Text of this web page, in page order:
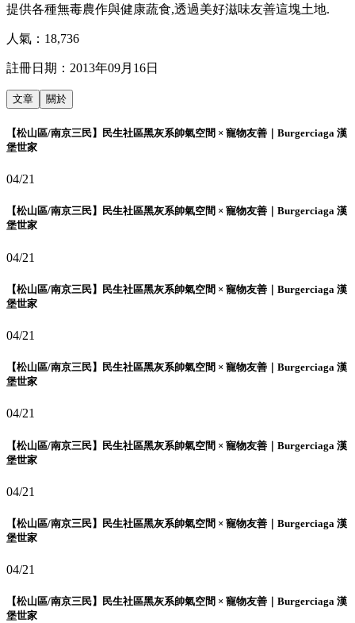
提供各種無毒農作與健康蔬食,透過美好滋味友善這塊土地.
人氣： 18,736
註冊日期： 2013年09月16日
文章 關於
【松山區/南京三民】民生社區黑灰系帥氣空間 × 寵物友善｜Burgerciaga 漢
堡世家
04/21
【松山區/南京三民】民生社區黑灰系帥氣空間 × 寵物友善｜Burgerciaga 漢
堡世家
04/21
【松山區/南京三民】民生社區黑灰系帥氣空間 × 寵物友善｜Burgerciaga 漢
堡世家
04/21
【松山區/南京三民】民生社區黑灰系帥氣空間 × 寵物友善｜Burgerciaga 漢
堡世家
04/21
【松山區/南京三民】民生社區黑灰系帥氣空間 × 寵物友善｜Burgerciaga 漢
堡世家
04/21
【松山區/南京三民】民生社區黑灰系帥氣空間 × 寵物友善｜Burgerciaga 漢
堡世家
04/21
【松山區/南京三民】民生社區黑灰系帥氣空間 × 寵物友善｜Burgerciaga 漢
堡世家